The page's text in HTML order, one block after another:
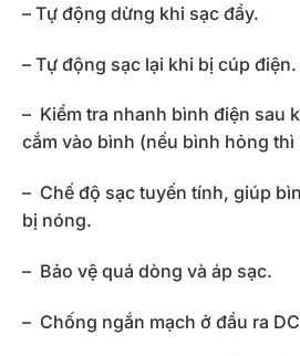
– Tự động dừng khi sạc đầy.
– Tự động sạc lại khi bị cúp điện.
– Kiểm tra nhanh bình điện sau
cắm vào bình (nếu bình hỏng
– Chế độ sạc tuyến tính, giúp
bị nóng.
– Bảo vệ quá dòng và áp sạc.
– Chống ngắn mạch ở đầu ra